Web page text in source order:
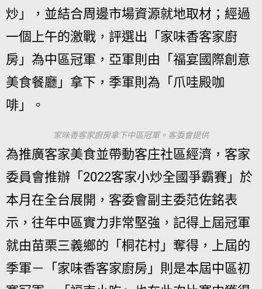
炒」，並結合周邊市場資源就地取材；經過
一個上午的激戰，評選出「家味香客家廚
房」為中區冠軍，亞軍則由「福宴國際創意
美食餐廳」拿下，季軍則為「爪哇殿咖
啡」。
家味香客家廚房拿下中區冠軍。客委會提供
為推廣客家美食並帶動客庄社區經濟，客家
委員會推辦「2022客家小炒全國爭霸賽」於
本月在全台展開，客委會副主委范佐銘表
示，往年中區實力非常堅強，記得上屆冠軍
就由苗栗三義鄉的「桐花村」奪得，上屆的
季軍－「家味香客家廚房」則是本屆中區初